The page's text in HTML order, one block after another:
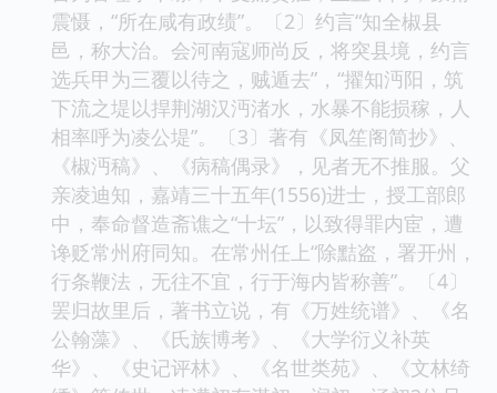
震慑，“所在咸有政绩”。〔2〕约言“知全椒县
邑，称大治。会河南寇师尚反，将突县境，约言
选兵甲为三覆以待之，贼遁去”，“擢知沔阳，筑
下流之堤以捍荆湖汉沔渚水，水暴不能损稼，人
相率呼为凌公堤”。〔3〕著有《凤笙阁简抄》、
《椒沔稿》、《病稿偶录》，见者无不推服。父
亲凌迪知，嘉靖三十五年(1556)进士，授工部郎
中，奉命督造斋谯之“十坛”，以致得罪内宦，遭
谗贬常州府同知。在常州任上“除黠盗，署开州，
行条鞭法，无往不宜，行于海内皆称善”。〔4〕
罢归故里后，著书立说，有《万姓统谱》、《名
公翰藻》、《氏族博考》、《大学衍义补英
华》、《史记评林》、《名世类苑》、《文林绮